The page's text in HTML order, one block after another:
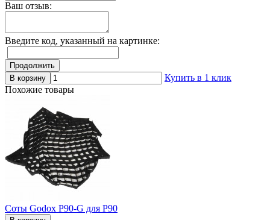
Ваш отзыв:
Введите код, указанный на картинке:
Продолжить
В корзину
Купить в 1 клик
Похожие товары
Соты Godox P90-G для P90